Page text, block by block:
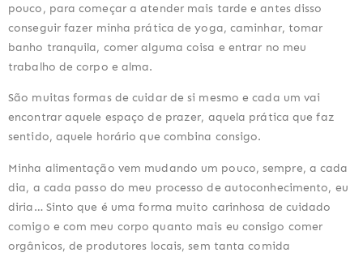
pouco, para começar a atender mais tarde e antes disso
conseguir fazer minha prática de yoga, caminhar, tomar
banho tranquila, comer alguma coisa e entrar no meu
trabalho de corpo e alma.
São muitas formas de cuidar de si mesmo e cada um vai
encontrar aquele espaço de prazer, aquela prática que faz
sentido, aquele horário que combina consigo.
Minha alimentação vem mudando um pouco, sempre, a cada
dia, a cada passo do meu processo de autoconhecimento, eu
diria… Sinto que é uma forma muito carinhosa de cuidado
comigo e com meu corpo quanto mais eu consigo comer
orgânicos, de produtores locais, sem tanta comida